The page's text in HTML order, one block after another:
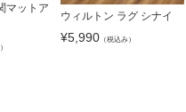
マットア
ウィルトン ラグ シナイ
¥5,990（税込み）